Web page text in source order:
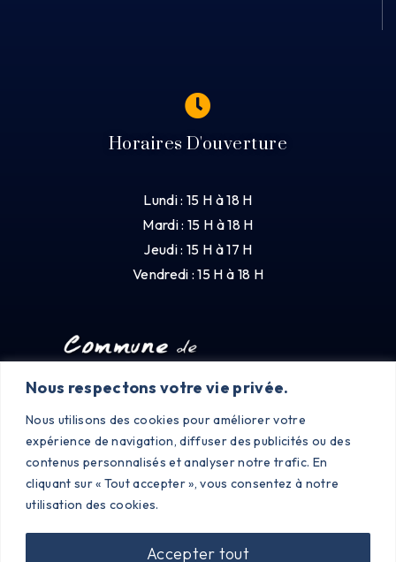
Nous respectons votre vie privée.
Nous utilisons des cookies pour améliorer votre
expérience de navigation, diffuser des publicités ou des
contenus personnalisés et analyser notre trafic. En
cliquant sur « Tout accepter », vous consentez à notre
utilisation des cookies.
Accepter tout
Horaires D'ouverture
Lundi : 15 H à 18 H
Mardi : 15 H à 18 H
Jeudi : 15 H à 17 H
Vendredi : 15 H à 18 H